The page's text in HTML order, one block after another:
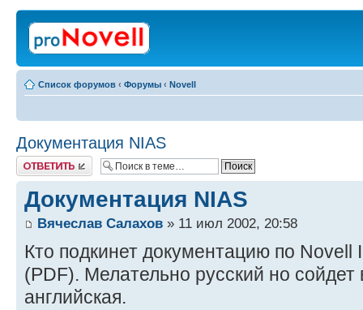
Список форумов ‹ Форумы ‹ Novell
Документация NIAS
Ответить
Документация NIAS
Вячеслав Салахов » 11 июл 2002, 20:58
Кто подкинет документацию по
(PDF). Мелательно русский но
английская.